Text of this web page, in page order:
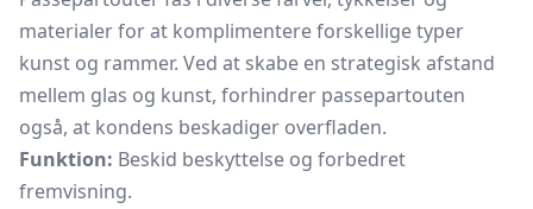
materialer for at komplimentere forskellige typer
kunst og rammer. Ved at skabe en strategisk afstand
mellem glas og kunst, forhindrer passepartouten
også, at kondens beskadiger overfladen.
Funktion: Beskid beskyttelse og forbedret
fremvisning.